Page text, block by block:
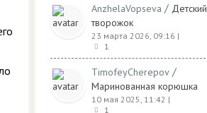
AnzhelaVopseva / Детский
творожок
23 марта 2026, 09:16 |
1
TimofeyCherepov /
Маринованная корюшка
10 мая 2025, 11:42 |
1